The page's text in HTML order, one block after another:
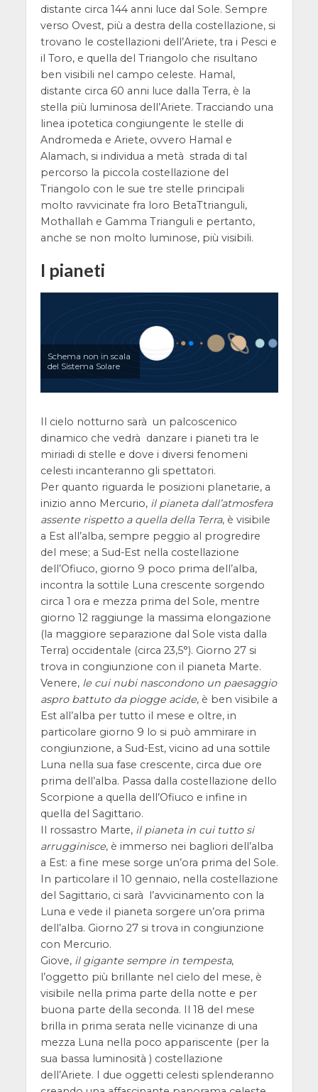
distante circa 144 anni luce dal Sole. Sempre
verso Ovest, più a destra della costellazione, si
trovano le costellazioni dell’Ariete, tra i Pesci e
il Toro, e quella del Triangolo che risultano
ben visibili nel campo celeste. Hamal,
distante circa 60 anni luce dalla Terra, è la
stella più luminosa dell’Ariete. Tracciando una
linea ipotetica congiungente le stelle di
Andromeda e Ariete, ovvero Hamal e
Alamach, si individua a metà strada di tal
percorso la piccola costellazione del
Triangolo con le sue tre stelle principali
molto ravvicinate fra loro BetaTtrianguli,
Mothallah e Gamma Trianguli e pertanto,
anche se non molto luminose, più visibili.
I pianeti
Schema non in scala
del Sistema Solare
Il cielo notturno sarà un palcoscenico
dinamico che vedrà danzare i pianeti tra le
miriadi di stelle e dove i diversi fenomeni
celesti incanteranno gli spettatori.
Per quanto riguarda le posizioni planetarie, a
inizio anno Mercurio, il pianeta dall’atmosfera
assente rispetto a quella della Terra, è visibile
a Est all’alba, sempre peggio al progredire
del mese; a Sud-Est nella costellazione
dell’Ofiuco, giorno 9 poco prima dell’alba,
incontra la sottile Luna crescente sorgendo
circa 1 ora e mezza prima del Sole, mentre
giorno 12 raggiunge la massima elongazione
(la maggiore separazione dal Sole vista dalla
Terra) occidentale (circa 23,5°). Giorno 27 si
trova in congiunzione con il pianeta Marte.
Venere, le cui nubi nascondono un paesaggio
aspro battuto da piogge acide, è ben visibile a
Est all’alba per tutto il mese e oltre, in
particolare giorno 9 lo si può ammirare in
congiunzione, a Sud-Est, vicino ad una sottile
Luna nella sua fase crescente, circa due ore
prima dell’alba. Passa dalla costellazione dello
Scorpione a quella dell’Ofiuco e infine in
quella del Sagittario.
Il rossastro Marte, il pianeta in cui tutto si
arrugginisce, è immerso nei bagliori dell’alba
a Est: a fine mese sorge un’ora prima del Sole.
In particolare il 10 gennaio, nella costellazione
del Sagittario, ci sarà l’avvicinamento con la
Luna e vede il pianeta sorgere un’ora prima
dell’alba. Giorno 27 si trova in congiunzione
con Mercurio.
Giove, il gigante sempre in tempesta,
l’oggetto più brillante nel cielo del mese, è
visibile nella prima parte della notte e per
buona parte della seconda. Il 18 del mese
brilla in prima serata nelle vicinanze di una
mezza Luna nella poco appariscente (per la
sua bassa luminosità ) costellazione
dell’Ariete. I due oggetti celesti splenderanno